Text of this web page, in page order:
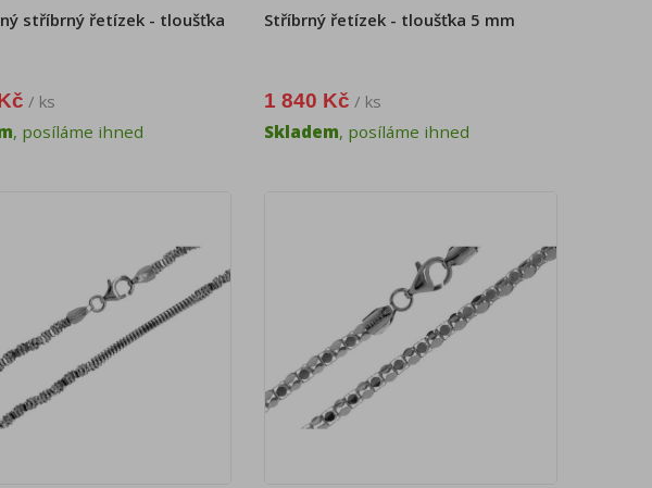
stříbrný řetízek - tloušťka
/ ks
, posíláme ihned
Stříbrný řetízek - tloušťka 5 mm
1 840 Kč / ks
Skladem, posíláme ihned